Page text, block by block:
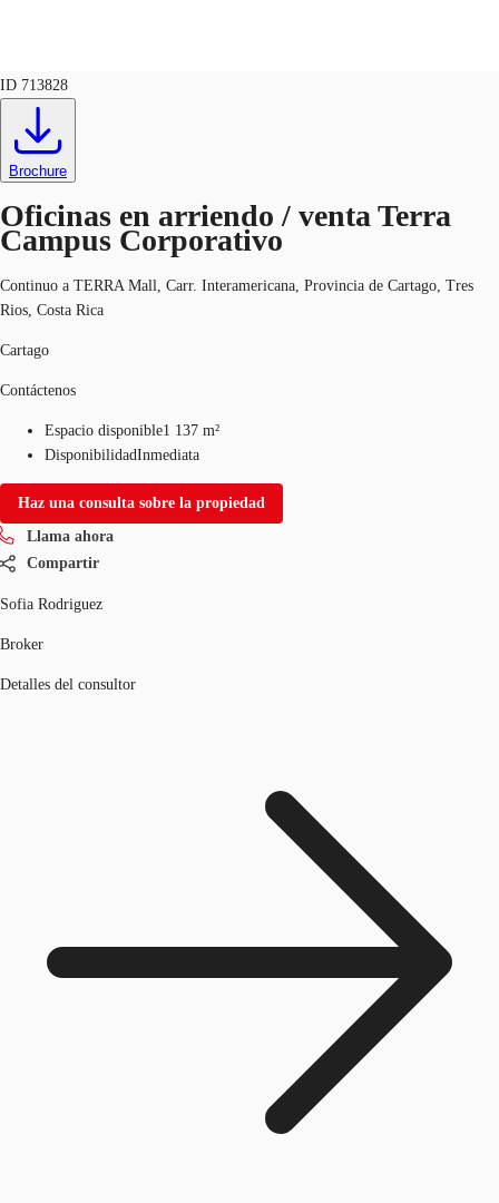
Nuestros Servicios
Favoritos
60127017
ID 713828
Brochure
Oficinas en arriendo / venta Terra
Campus Corporativo
Continuo a TERRA Mall, Carr. Interamericana, Provincia de Cartago, Tres
Rios, Costa Rica
Cartago
Contáctenos
Espacio disponible1 137 m²
DisponibilidadInmediata
Haz una consulta sobre la propiedad
Llama ahora
Compartir
Sofia Rodriguez
Broker
Detalles del consultor